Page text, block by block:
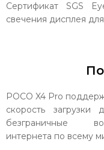
Сертификат SGS
свечения дисплея для
POCO X4 Pro
скорость загрузки
безграничные
интернета по всему